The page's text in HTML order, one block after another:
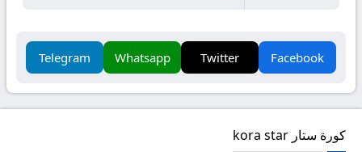
Facebook
Twitter
Whatsapp
Telegram
كورة ستار kora star